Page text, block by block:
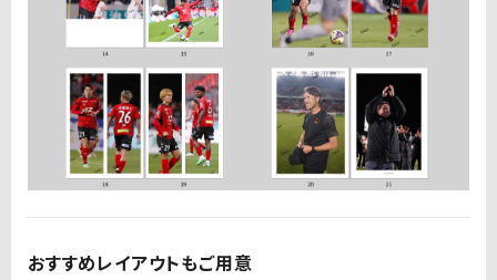
おすすめレイアウトもご用意